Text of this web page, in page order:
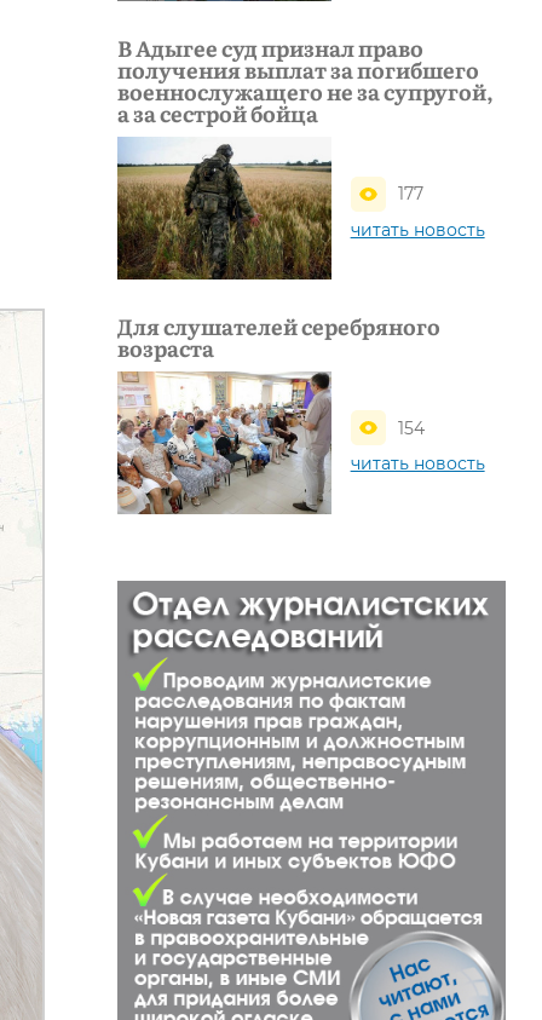
В Адыгее суд признал право
получения выплат за погибшего
военнослужащего не за супругой,
а за сестрой бойца
177
читать новость
Для слушателей серебряного
возраста
154
читать новость